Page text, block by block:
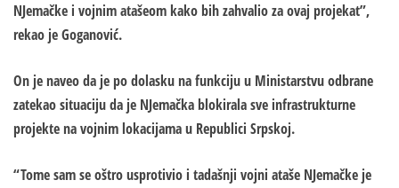
NJemačke i vojnim atašeom kako bih zahvalio za ovaj projekat”,
rekao je Goganović.
On je naveo da je po dolasku na funkciju u Ministarstvu odbrane
zatekao situaciju da je NJemačka blokirala sve infrastrukturne
projekte na vojnim lokacijama u Republici Srpskoj.
“Tome sam se oštro usprotivio i tadašnji vojni ataše NJemačke je